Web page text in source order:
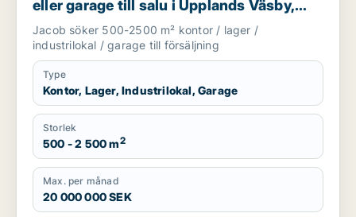
eller garage till salu i Upplands Väsby,
Danderyd eller Sollentuna m.fl.
Jacob söker 500-2500 m² kontor / lager /
industrilokal / garage till försäljning
Type
Kontor, Lager, Industrilokal, Garage
Storlek
500 - 2 500 m2
Max. per månad
20 000 000 SEK